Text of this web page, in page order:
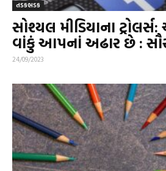
તડકભડક
સોશ્યલ મીડિયાના
વાંકું આપનાં અઢાર છે :
24/09/2023